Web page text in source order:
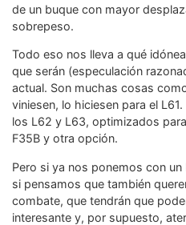
de un buque con mayor
sobrepeso.
Todo eso nos lleva a qué
que serán (especulación
actual. Son muchas cosas
viniesen, lo hiciesen para el
los L62 y L63, optimizados
F35B y otra opción.
Pero si ya nos ponemos con
si pensamos que también
combate, que tendrán que
interesante y, por supuesto,